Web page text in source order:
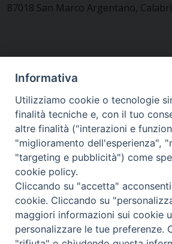
87018 San Marco Argentano,
MODULISTICA
WEBMAIL
RENDICONTO 8X1000
Informativa
Utilizziamo cookie o tecnologie
finalità tecniche e, con il tuo
altre finalità ("interazioni e
"miglioramento dell'esperienza",
"targeting e pubblicità") come
cookie policy.
Cliccando su "accetta"
cookie. Cliccando su
maggiori informazioni sui cookie
personalizzare le tue preferenze.